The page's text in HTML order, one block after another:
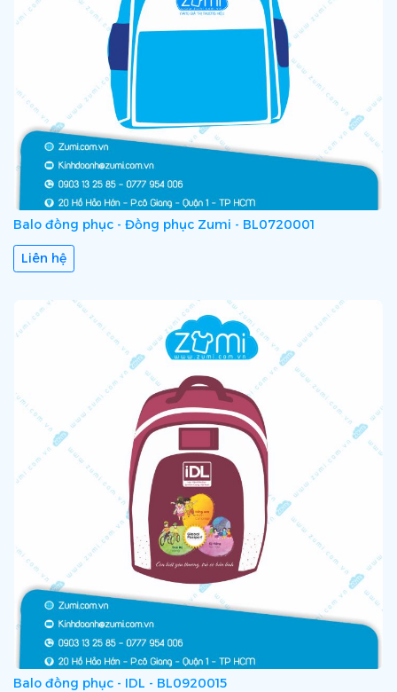
Balo đồng phục - Đồng phục Zumi - BL0720001
Liên hệ
Balo đồng phục - IDL - BL0920015